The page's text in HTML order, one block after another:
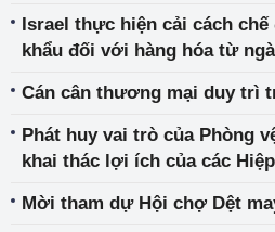
Israel thực hiện cải cách
khẩu đối với hàng hóa từ
Cán cân thương mại duy trì
Phát huy vai trò của Phòng
khai thác lợi ích của các
Mời tham dự Hội chợ Dệt